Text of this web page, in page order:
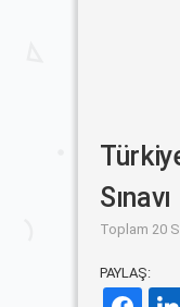
Sınavı
Toplam 20
PAYLAŞ: